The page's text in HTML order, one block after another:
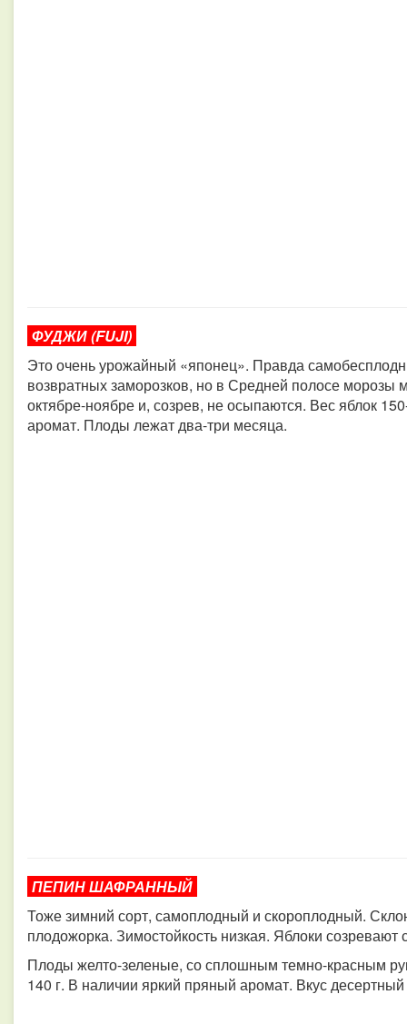
ФУДЖИ (FUJI)
Это очень урожайный «японец». Правда
возвратных заморозков, но в Средней полосе
октябре-ноябре и, созрев, не осыпаются. Вес яблок
аромат. Плоды лежат два-три месяца.
ПЕПИН ШАФРАННЫЙ
Тоже зимний сорт, самоплодный и скороплодный.
плодожорка. Зимостойкость низкая. Яблоки
Плоды желто-зеленые, со сплошным темно-красным
140 г. В наличии яркий пряный аромат. Вкус